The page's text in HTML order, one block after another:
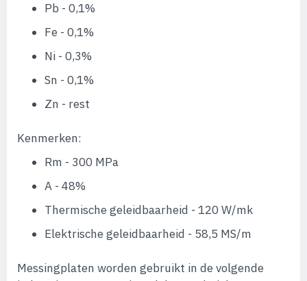
Pb - 0,1%
Fe - 0,1%
Ni - 0,3%
Sn - 0,1%
Zn - rest
Kenmerken:
Rm - 300 MPa
A - 48%
Thermische geleidbaarheid - 120 W/mk
Elektrische geleidbaarheid - 58,5 MS/m
Messingplaten worden gebruikt in de volgende